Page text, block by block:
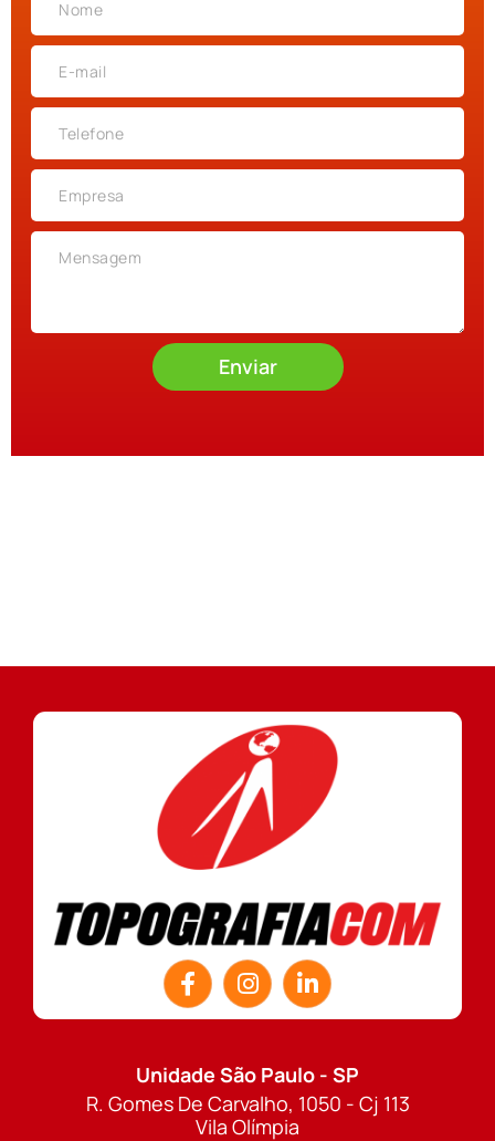
Enviar
Unidade São Paulo - SP
R. Gomes De Carvalho, 1050 - Cj 113
Vila Olímpia